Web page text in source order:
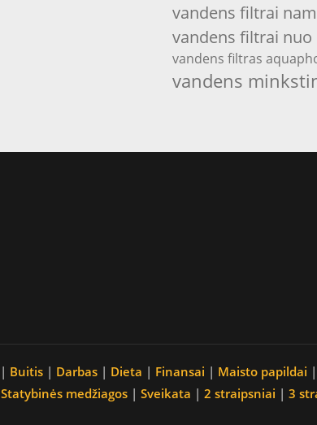
vandens filtrai
vandens filtrai nuo
vandens filtras
vandens
| Buitis | Darbas | Dieta | Finansai | Maisto papildai |
Statybinės medžiagos | Sveikata | 2 straipsniai | 3